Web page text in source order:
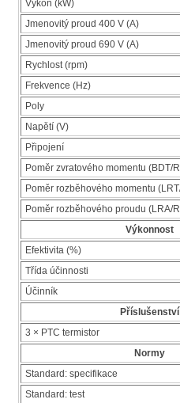
Výkon (kW)
Jmenovitý proud 400 V (A)
Jmenovitý proud 690 V (A)
Rychlost (rpm)
Frekvence (Hz)
Poly
Napětí (V)
Připojení
Poměr zvratového momentu (BDT/
Poměr rozběhového momentu
Poměr rozběhového proudu (LRA/
Výkonnost
Efektivita (%)
Třída účinnosti
Účinník
Příslušenství
3 × PTC termistor
Normy
Standard: specifikace
Standard: test